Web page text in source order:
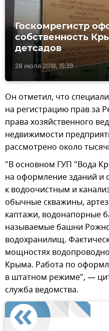
28 июля 2018, 15:39
Госкомрегистр
собственность
детсадов
Он отметил, что
на регистрацию прав за
права хозяйственного
недвижимости
рассмотрено около
"В основном ГУП "Вода
на оформление зданий и
к водоочистным и
обычные скважины,
каптажи, водонапорные
называемые башни
водохранилищ.
мощностях
Крыма. Работа по
в штатном режиме", —
служба ведомства.